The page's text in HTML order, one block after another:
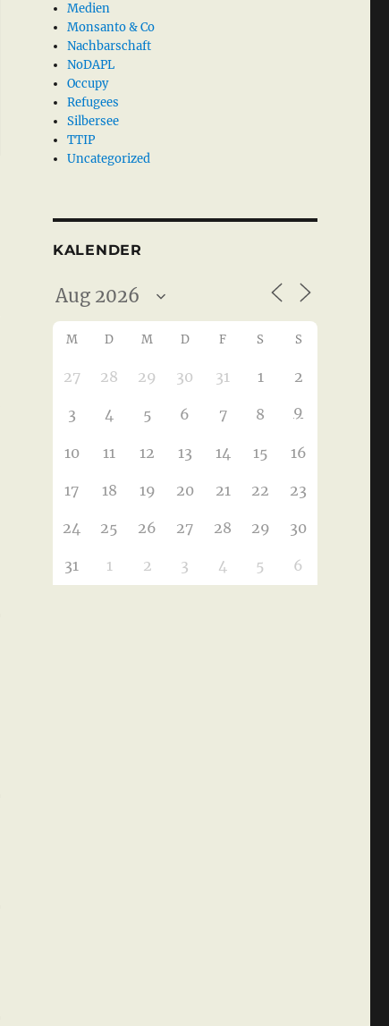
Medien
Monsanto & Co
Nachbarschaft
NoDAPL
Occupy
Refugees
Silbersee
TTIP
Uncategorized
KALENDER
M D M D F S S
27 28 29 30 31 1 2
3 4 5 6 7 8 9
10 11 12 13 14 15 16
17 18 19 20 21 22 23
24 25 26 27 28 29 30
31 1 2 3 4 5 6